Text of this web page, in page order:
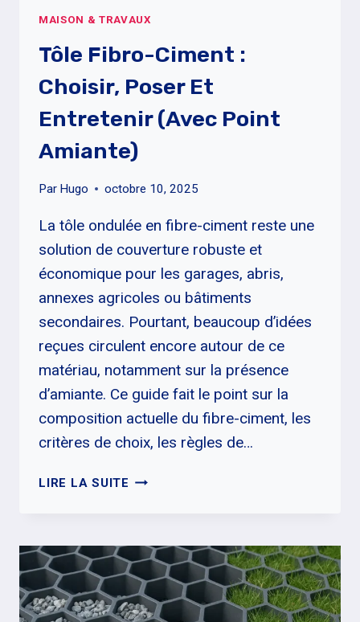
MAISON & TRAVAUX
Tôle Fibro-Ciment :
Choisir, Poser Et
Entretenir (avec Point
Amiante)
Par Hugo octobre 10, 2025
La tôle ondulée en fibre-ciment reste une
solution de couverture robuste et
économique pour les garages, abris,
annexes agricoles ou bâtiments
secondaires. Pourtant, beaucoup d’idées
reçues circulent encore autour de ce
matériau, notamment sur la présence
d’amiante. Ce guide fait le point sur la
composition actuelle du fibre-ciment, les
critères de choix, les règles de…
LIRE LA SUITE TÔLE
CHOISIR,
POSER
ET
ENTRETENIR